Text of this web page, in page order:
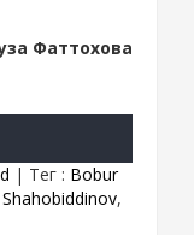
Фаттохова
| Тег : Bobur
,